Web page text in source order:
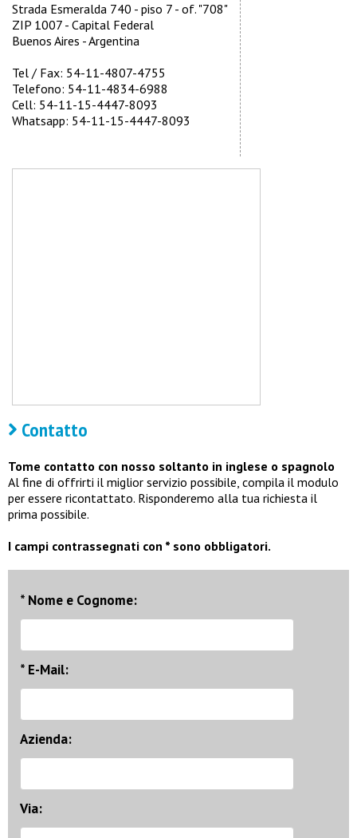
Strada Esmeralda 740 - piso 7 - of. "708"
ZIP 1007 - Capital Federal
Buenos Aires - Argentina
Tel / Fax: 54-11-4807-4755
Telefono: 54-11-4834-6988
Cell: 54-11-15-4447-8093
Whatsapp: 54-11-15-4447-8093
Contatto
Tome contatto con nosso soltanto in inglese o spagnolo
Al fine di offrirti il miglior servizio possibile, compila il modulo
per essere ricontattato. Risponderemo alla tua richiesta il
prima possibile.
I campi contrassegnati con * sono obbligatori.
* Nome e Cognome:
* E-Mail:
Azienda:
Via: